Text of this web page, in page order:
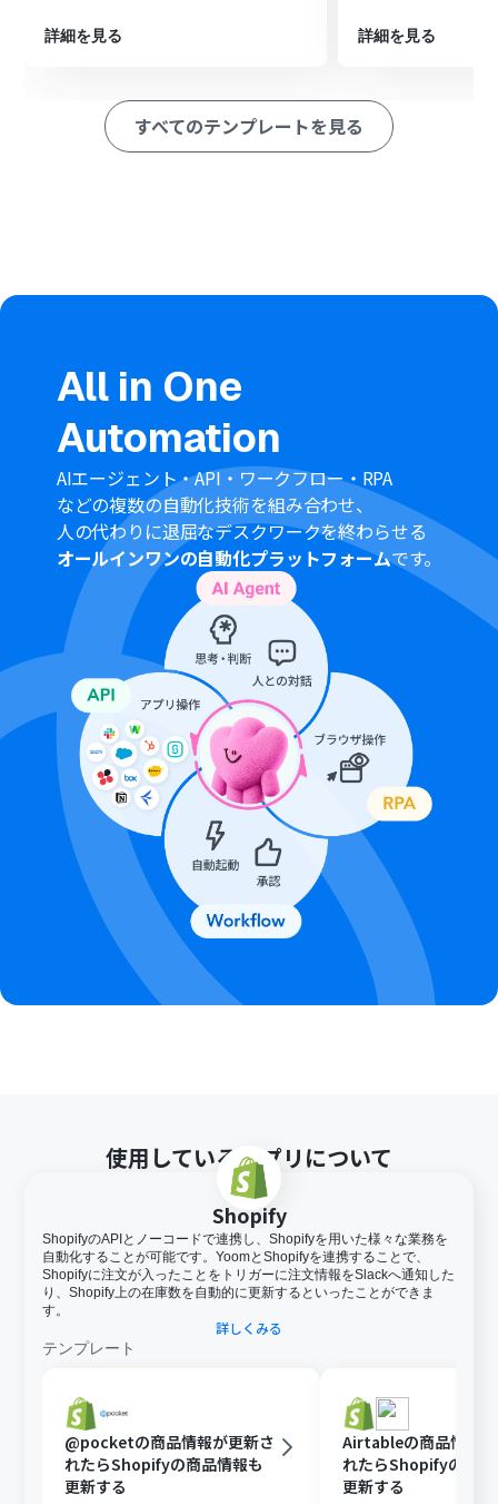
アクションを設定し、トリガーで取得した顧客情報を紐付
けます
ペレーション」：トリガー起動後、フロー内で処理を行うアク
Shopify、Zoho CRMのそれぞれとYoomを連携してくだ
さい。
用いただけるアプリとなっております。フリープラン・ミ
ニプランの場合は設定しているフローボットのオペレー
ションやデータコネクトはエラーとなりますので、ご注意
ください。
チームプランやサクセスプランなどの有料プランは、2週
間の無料トライアルを行うことが可能です。無料トライア
ル中には制限対象のアプリを使用することができます。
詳細を見る 詳細を見る
すべてのテンプレートを見る
All in One
Automation
AIエージェント・API・ワークフロー・RPA
などの複数の自動化技術を組み合わせ、
人の代わりに退屈なデスクワークを終わらせる
オールインワンの自動化プラットフォームです。
使用しているアプリについて
Shopify
ShopifyのAPIとノーコードで連携し、Shopifyを用いた様々な業務を
自動化することが可能です。YoomとShopifyを連携することで、
Shopifyに注文が入ったことをトリガーに注文情報をSlackへ通知した
り、Shopify上の在庫数を自動的に更新するといったことができま
す。
詳しくみる
テンプレート
@pocketの商品情報が更新さ
れたらShopifyの商品情報も
更新する
Airtableの商品情報
れたらShopifyの商品
更新する